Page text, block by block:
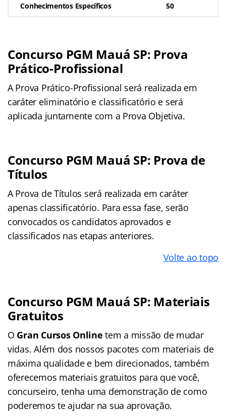
Conhecimentos Específicos 50
Concurso PGM Mauá SP: Prova
Prático-Profissional
A Prova Prático-Profissional será realizada em
caráter eliminatório e classificatório e será
aplicada juntamente com a Prova Objetiva.
Concurso PGM Mauá SP: Prova de
Títulos
A Prova de Títulos será realizada em caráter
apenas classificatório. Para essa fase, serão
convocados os candidatos aprovados e
classificados nas etapas anteriores.
Volte ao topo
Concurso PGM Mauá SP: Materiais
Gratuitos
O Gran Cursos Onlinetem a missão de mudar
vidas. Além dos nossos pacotes com materiais de
máxima qualidade e bem direcionados, também
oferecemos materiais gratuitos para que você,
concurseiro, tenha uma demonstração de como
poderemos te ajudar na sua aprovação.